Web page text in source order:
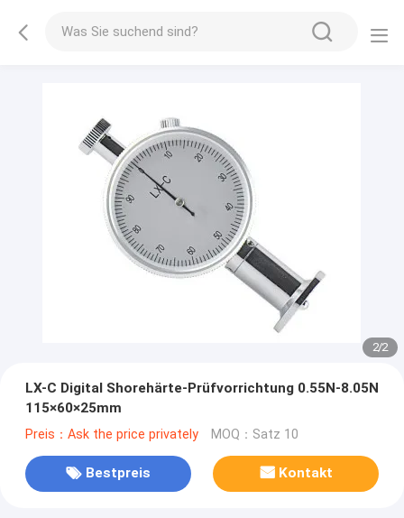
2/2
LX-C Digital Shorehärte-Prüfvorrichtung 0.55N-8.05N
115×60×25mm
Preis：Ask the price privately MOQ：Satz 10
Bestpreis Kontakt